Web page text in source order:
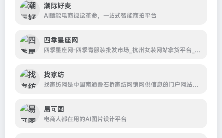
潮际好麦
AI赋能电商视觉革命，一站式智能商拍平台
四季星座网
四季星座网-四季青服装批发市场_杭州女装网站拿货平台_一件代发
找家纺
找家纺网是中国南通叠石桥家纺网销网供信息的门户网站，为您提供南通叠石桥家纺四件套、被子、枕芯、毛毯等床品相关网销供货信息的叠石桥网销导航专业平台，专注于家纺供应链一站式解决方案,我们致力于打造顶尖搜索体验的叠石桥网销导航，为商户提供更全面的叠石桥家纺网销供货信息，为网销供货商及各分销商提供一个更专业
易可图
电商人都在用的AI图片设计平台